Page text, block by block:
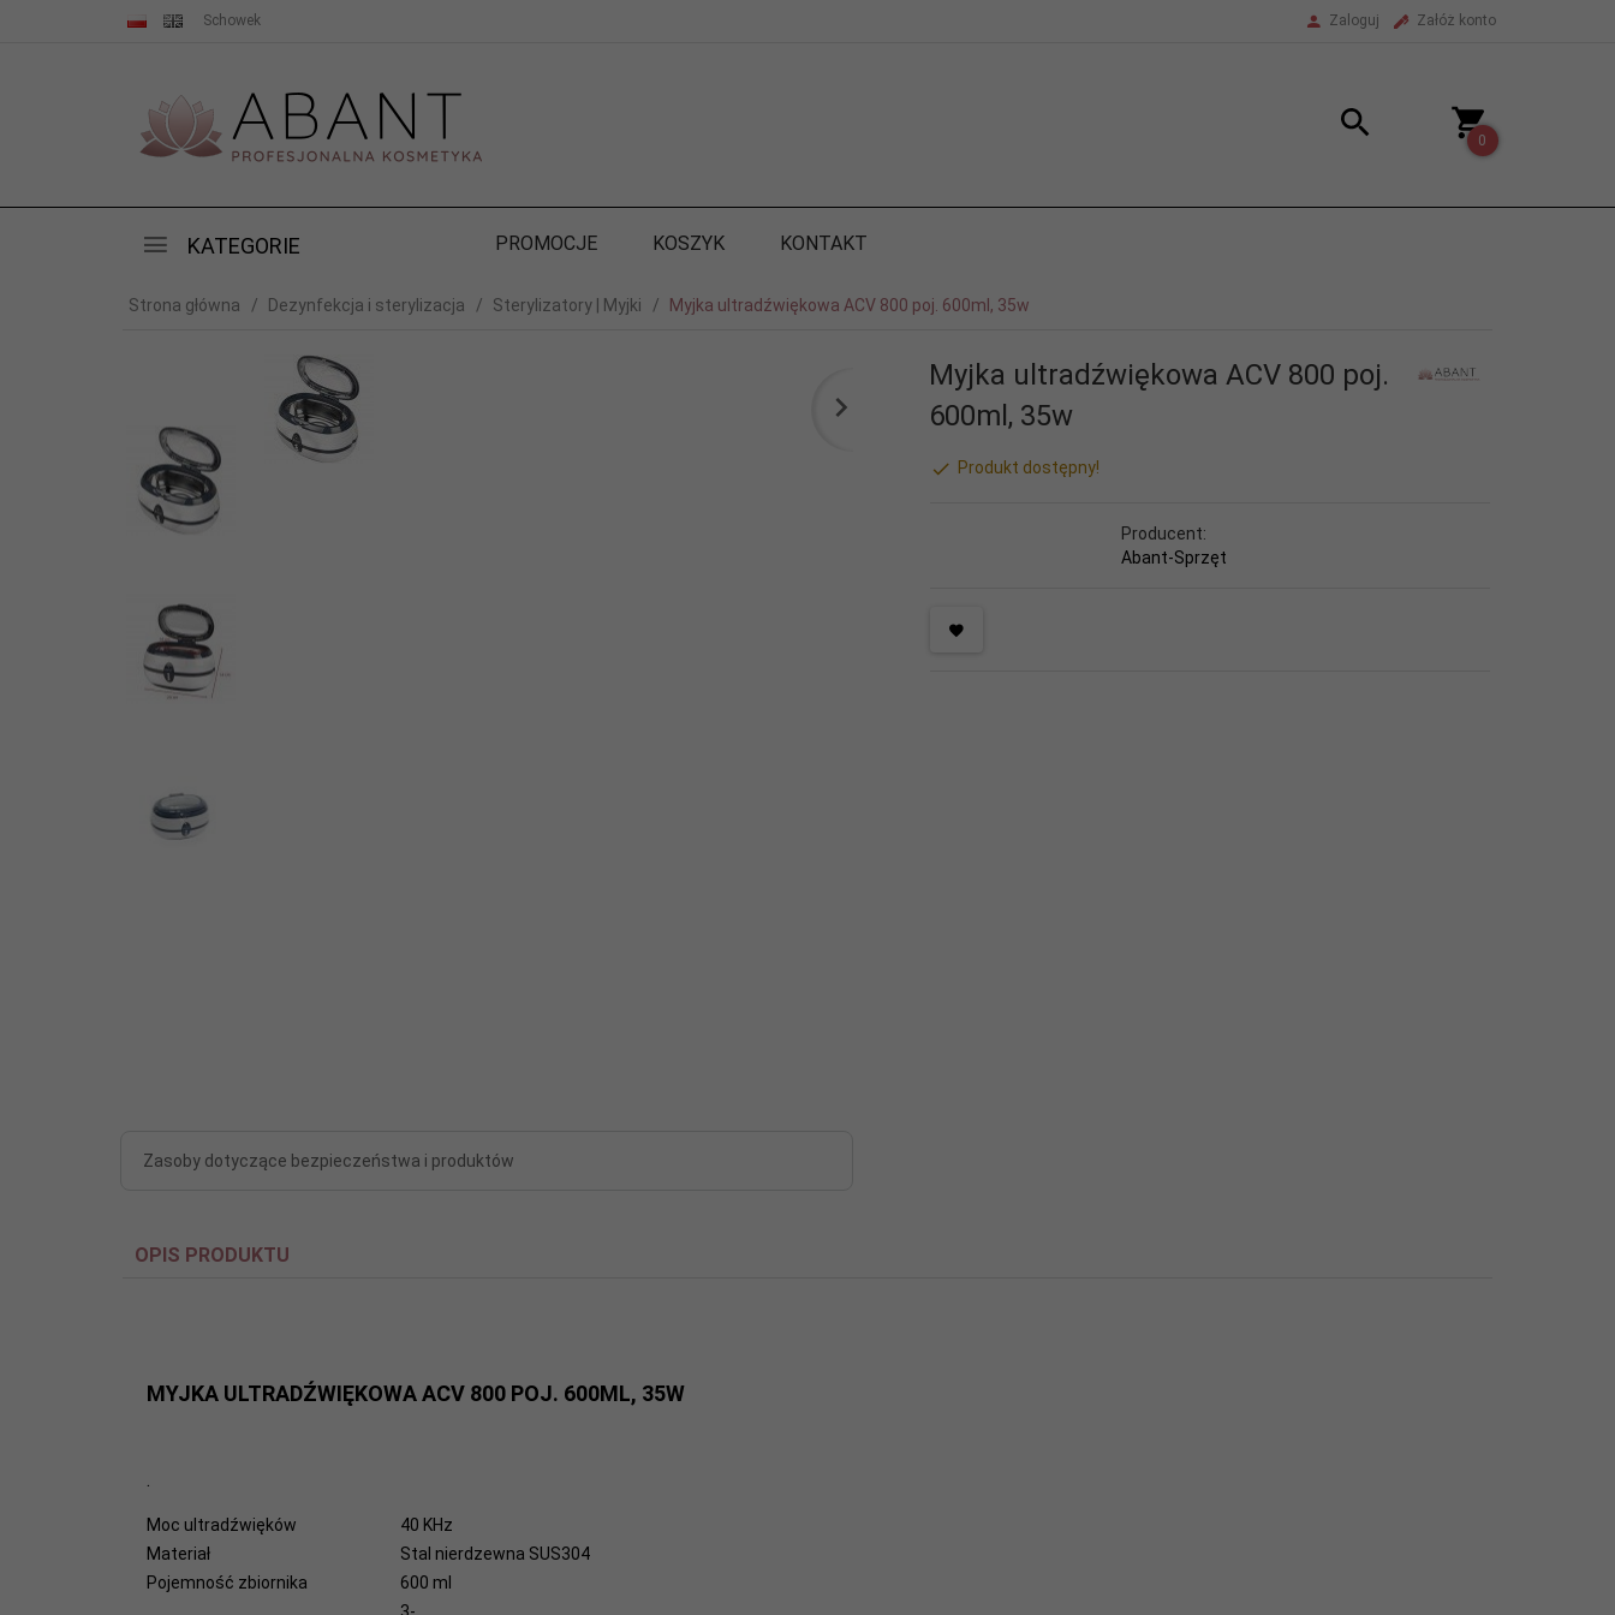
Schowek Zaloguj Załóż konto
0
KATEGORIE PROMOCJE KOSZYK KONTAKT
Strona główna Dezynfekcja i sterylizacja Sterylizatory | Myjki Myjka ultradźwiękowa ACV 800 poj. 600ml, 35w
Zasoby dotyczące bezpieczeństwa i produktów
Myjka ultradźwiękowa ACV 800 poj.
600ml, 35w
Produkt dostępny!
Producent:
Abant-Sprzęt
OPIS PRODUKTU
MYJKA ULTRADŹWIĘKOWA ACV 800 POJ. 600ML, 35W
Moc ultradźwięków 40 KHz
Materiał
Stal nierdzewna SUS304
Pojemność zbiornika
600 ml
3-